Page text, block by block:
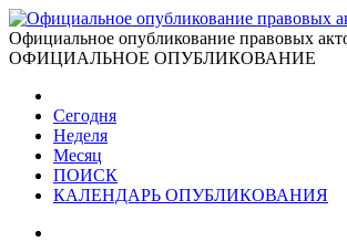
Официальное опубликование правовых
ОФИЦИАЛЬНОЕ ОПУБЛИКОВАНИЕ
Сегодня
Неделя
Месяц
ПОИСК
КАЛЕНДАРЬ ОПУБЛИКОВАНИЯ